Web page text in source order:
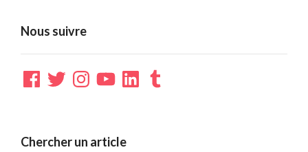
Nous suivre
Facebook
TwitterInstagramYouTubeLinkedInTumblr
Chercher un article